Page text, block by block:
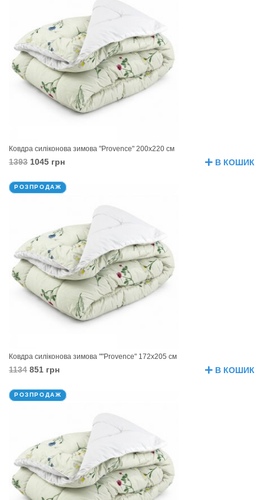
Ковдра силіконова зимова "Provence" 200х220 см
1393 1045 грн В КОШИК
РОЗПРОДАЖ
Ковдра силіконова зимова ""Provence" 172х205 см
1134 851 грн В КОШИК
РОЗПРОДАЖ